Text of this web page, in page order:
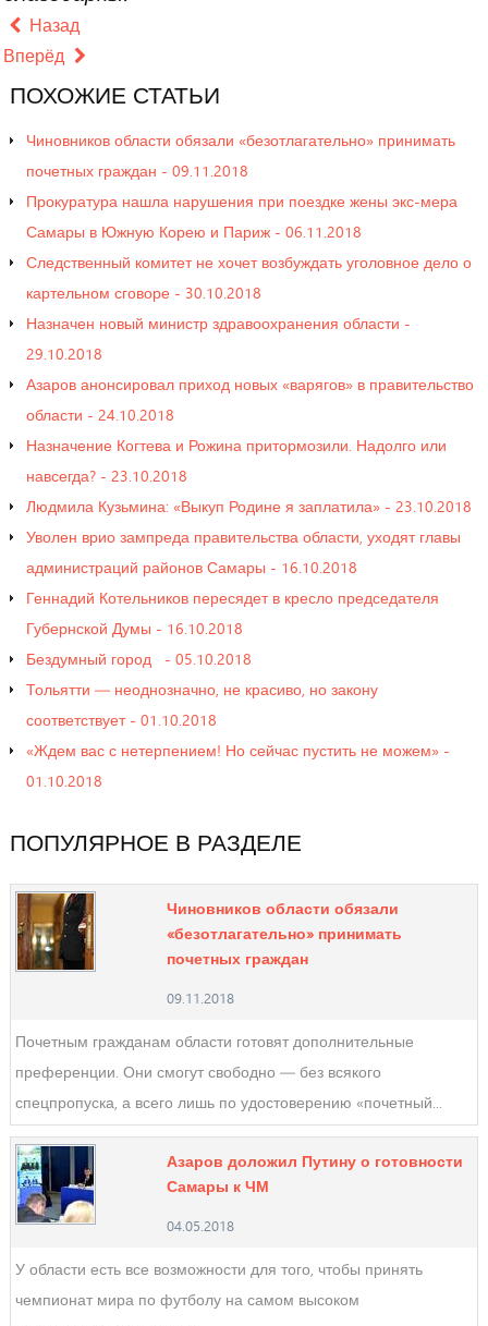
Назад
Вперёд
ПОХОЖИЕ СТАТЬИ
Чиновников области обязали «безотлагательно» принимать
почетных граждан - 09.11.2018
Прокуратура нашла нарушения при поездке жены экс-мера
Самары в Южную Корею и Париж - 06.11.2018
Следственный комитет не хочет возбуждать уголовное дело о
картельном сговоре - 30.10.2018
Назначен новый министр здравоохранения области -
29.10.2018
Азаров анонсировал приход новых «варягов» в правительство
области - 24.10.2018
Назначение Когтева и Рожина притормозили. Надолго или
навсегда? - 23.10.2018
Людмила Кузьмина: «Выкуп Родине я заплатила» - 23.10.2018
Уволен врио зампреда правительства области, уходят главы
администраций районов Самары - 16.10.2018
Геннадий Котельников пересядет в кресло председателя
Губернской Думы - 16.10.2018
Бездумный город - 05.10.2018
Тольятти — неоднозначно, не красиво, но закону
соответствует - 01.10.2018
«Ждем вас с нетерпением! Но сейчас пустить не можем» -
01.10.2018
ПОПУЛЯРНОЕ В РАЗДЕЛЕ
Чиновников области обязали
«безотлагательно» принимать
почетных граждан
09.11.2018
Почетным гражданам области готовят дополнительные
преференции. Они смогут свободно — без всякого
спецпропуска, а всего лишь по удостоверению «почетный...
Азаров доложил Путину о готовности
Самары к ЧМ
04.05.2018
У области есть все возможности для того, чтобы принять
чемпионат мира по футболу на самом высоком